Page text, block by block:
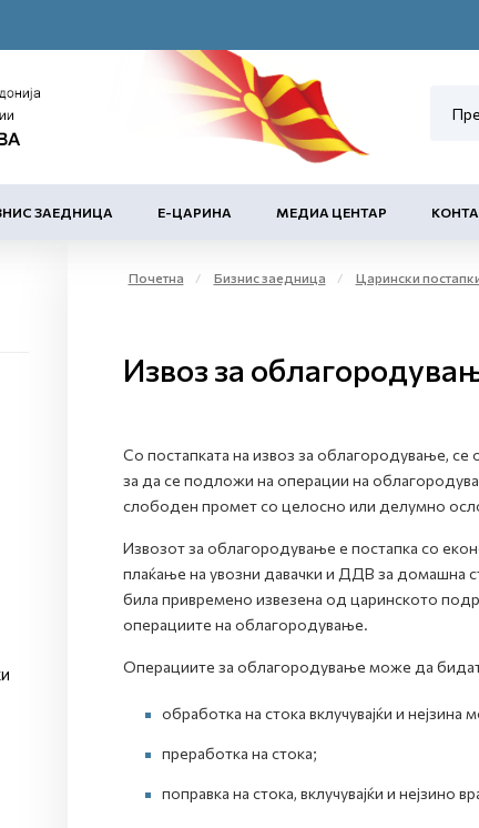
ЗАЕДНИЦА Е-ЦАРИНА МЕДИА ЦЕНТАР
Почетна Бизнис заедница Царински
Извоз за
Со постапката на извоз за облагородување,
за да се подложи на операции на
слободен промет со целосно или делумно
Извозот за облагородување е постапка со
плаќање на увозни давачки и ДДВ за домашна
била привремено извезена од царинското
операциите на облагородување.
Операциите за облагородување може да
oбработка на стока вклучувајќи и
преработка на стока;
поправка на стока, вклучувајќи и нејзино